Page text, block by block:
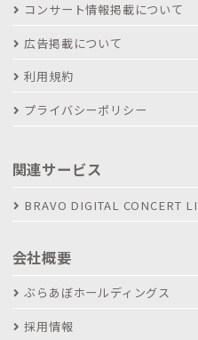
コンサート情報掲載について
広告掲載について
利用規約
プライバシーポリシー
関連サービス
BRAVO DIGITAL CONCERT
会社概要
ぶらあぼホールディングス
採用情報